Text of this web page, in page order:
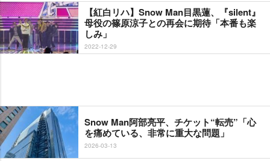
【紅白リハ】Snow Man目黒蓮、『silent』
母役の篠原涼子との再会に期待「本番も楽
しみ」
2022-12-29
Snow Man阿部亮平、チケット“転売”「心
を痛めている、非常に重大な問題」
2026-03-13